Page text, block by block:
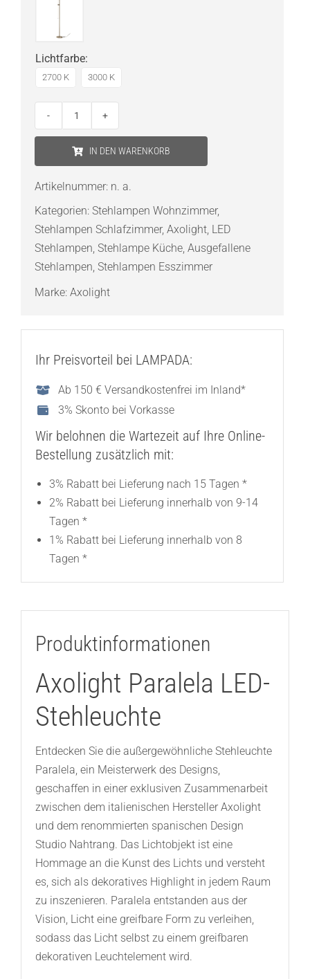
Lichtfarbe:
2700 K 3000 K
IN DEN WARENKORB
Artikelnummer: n. a.
Kategorien: Stehlampen Wohnzimmer,
Stehlampen Schlafzimmer, Axolight, LED
Stehlampen, Stehlampe Küche, Ausgefallene
Stehlampen, Stehlampen Esszimmer
Marke: Axolight
Ihr Preisvorteil bei LAMPADA:
Ab 150 € Versandkostenfrei im Inland*
3% Skonto bei Vorkasse
Wir belohnen die Wartezeit auf Ihre Online-
Bestellung zusätzlich mit:
3% Rabatt bei Lieferung nach 15 Tagen *
2% Rabatt bei Lieferung innerhalb von 9-14
Tagen *
1% Rabatt bei Lieferung innerhalb von 8
Tagen *
Produktinformationen
Axolight Paralela LED-
Stehleuchte
Entdecken Sie die außergewöhnliche Stehleuchte
Paralela, ein Meisterwerk des Designs,
geschaffen in einer exklusiven Zusammenarbeit
zwischen dem italienischen Hersteller Axolight
und dem renommierten spanischen Design
Studio Nahtrang. Das Lichtobjekt ist eine
Hommage an die Kunst des Lichts und versteht
es, sich als dekoratives Highlight in jedem Raum
zu inszenieren. Paralela entstanden aus der
Vision, Licht eine greifbare Form zu verleihen,
sodass das Licht selbst zu einem greifbaren
dekorativen Leuchtelement wird.